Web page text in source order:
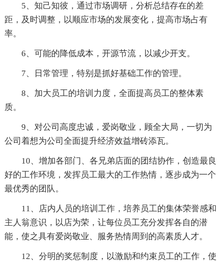
5、知己知彼，通过市场调研，分析总结存在的差
距，及时调整，以顺应市场的发展变化，提高市场占有
率。
6、可能的降低成本，开源节流，以减少开支。
7、日常管理，特别是抓好基础工作的管理。
8、加大员工的培训力度，全面提高员工的整体素
质。
9、对公司高度忠诚，爱岗敬业，顾全大局，一切为
公司着想为公司全面提升经济效益增砖添瓦。
10、增加各部门、各兄弟店面的团结协作，创造最良
好的工作环境，发挥员工最大的工作热情，逐步成为一个
最优秀的团队。
11、店内人员的培训工作，培养员工的集体荣誉感和
主人翁意识，以店为荣，让每位员工充分发挥各自的潜
能，使之具有爱岗敬业、服务热情周到的高素质人才。
12、分明的奖惩制度，以激励和约束员工的工作，使